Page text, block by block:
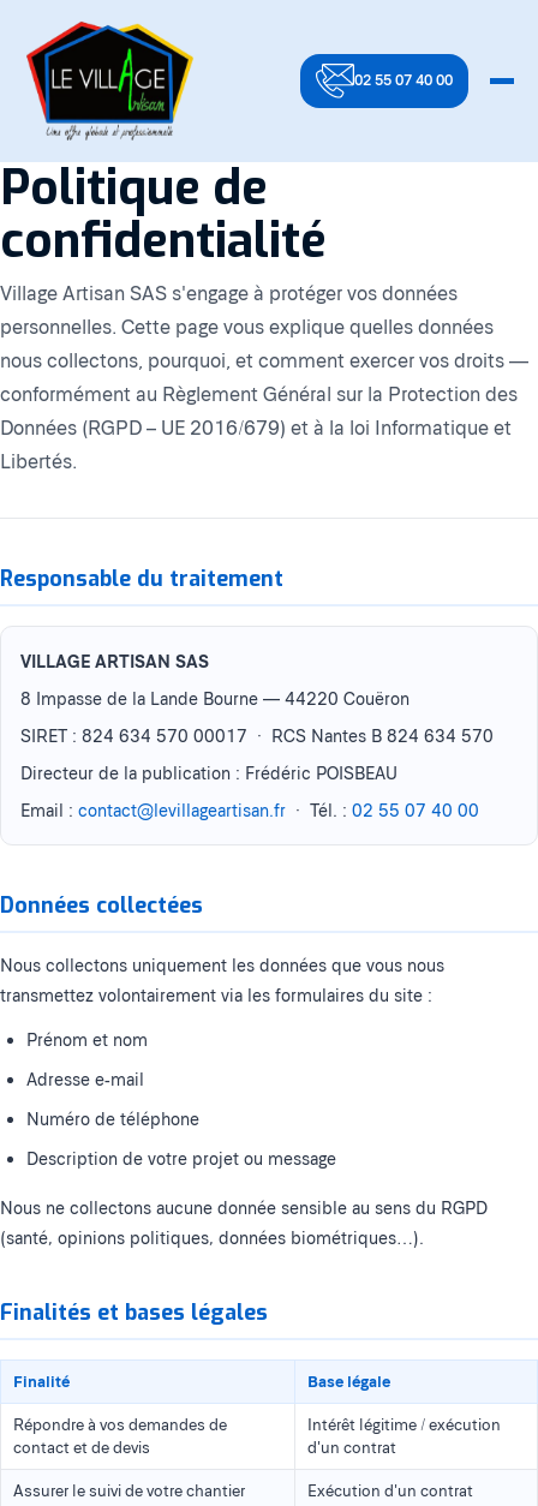
02 55 07 40 00
Politique de
confidentialité
Village Artisan SAS s'engage à protéger vos données
personnelles. Cette page vous explique quelles données
nous collectons, pourquoi, et comment exercer vos droits —
conformément au Règlement Général sur la Protection des
Données (RGPD – UE 2016/679) et à la loi Informatique et
Libertés.
Responsable du traitement
VILLAGE ARTISAN SAS
8 Impasse de la Lande Bourne — 44220 Couëron
SIRET : 824 634 570 00017 · RCS Nantes B 824 634 570
Directeur de la publication : Frédéric POISBEAU
Email : contact@levillageartisan.fr · Tél. : 02 55 07 40 00
Données collectées
Nous collectons uniquement les données que vous nous
transmettez volontairement via les formulaires du site :
Prénom et nom
Adresse e-mail
Numéro de téléphone
Description de votre projet ou message
Nous ne collectons aucune donnée sensible au sens du RGPD
(santé, opinions politiques, données biométriques…).
Finalités et bases légales
Finalité Base légale
Répondre à vos demandes de
contact et de devis
Intérêt légitime / exécution
d'un contrat
Assurer le suivi de votre chantier Exécution d'un contrat